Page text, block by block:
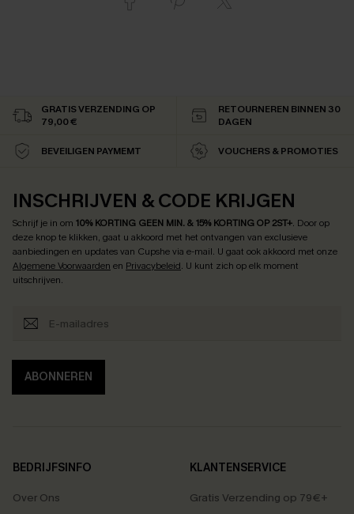
GRATIS VERZENDING OP
79,00 €
RETOURNEREN BINNEN 30
DAGEN
BEVEILIGEN PAYMEMT VOUCHERS & PROMOTIES
INSCHRIJVEN & CODE KRIJGEN
Schrijf je in om 10% KORTING GEEN MIN. & 15% KORTING OP 2ST+. Door op
deze knop te klikken, gaat u akkoord met het ontvangen van exclusieve
aanbiedingen en updates van Cupshe via e-mail. U gaat ook akkoord met onze
Algemene Voorwaarden en Privacybeleid. U kunt zich op elk moment
uitschrijven.
ABONNEREN
BEDRIJFSINFO
Over Ons
KLANTENSERVICE
Gratis Verzending op 79€+